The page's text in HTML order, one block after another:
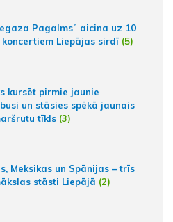
Pagalms” aicina uz 10
koncertiem Liepājas sirdī (5)
kursēt pirmie jaunie
un stāsies spēkā jaunais
tīkls (3)
Meksikas un Spānijas – trīs
stāsti Liepājā (2)